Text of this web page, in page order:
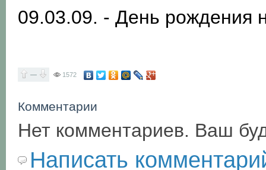
09.03.09. - День рождения
— 1572
Комментарии
Нет комментариев. Ваш
Написать